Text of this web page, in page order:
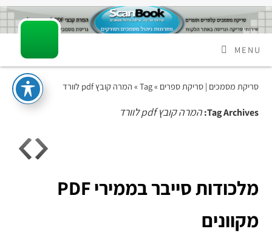
MENU
סריקת מסמכים | סריקת ספרים » Tag » המרה קובץ pdf לוורד
Tag Archives: המרה קובץ pdf לוורד
מלכודות סייבר בממירי PDF
מקוונים